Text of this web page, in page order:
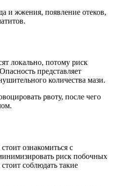
и жжения, появление отеков,
локально, потому риск
представляет
количества мази.
рвоту, после чего
ознакомиться с
риск побочных
соблюдать такие